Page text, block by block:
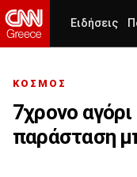
Ειδήσεις
ΚΟΣΜΟΣ
7χρονο
παράσταση